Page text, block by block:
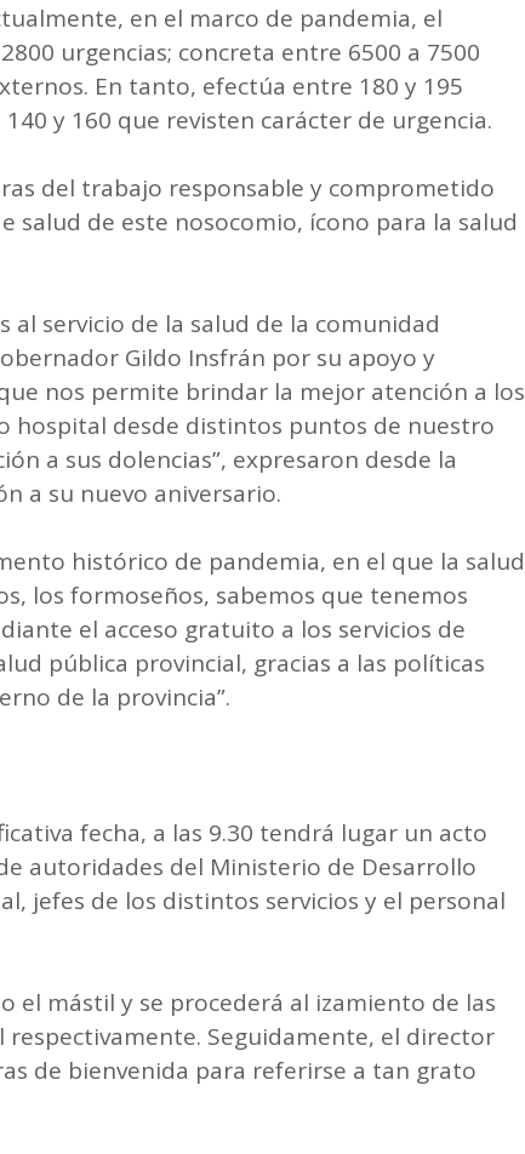
en el marco de pandemia, el
urgencias; concreta entre 6500 a 7500
En tanto, efectúa entre 180 y 195
y 160 que revisten carácter de urgencia.
del trabajo responsable y comprometido
salud de este nosocomio, ícono para la salud
al servicio de la salud de la comunidad
Gildo Insfrán por su apoyo y
nos permite brindar la mejor atención a los
hospital desde distintos puntos de nuestro
a sus dolencias”, expresaron desde la
a su nuevo aniversario.
histórico de pandemia, en el que la salud
los formoseños, sabemos que tenemos
el acceso gratuito a los servicios de
pública provincial, gracias a las políticas
de la provincia”.
fecha, a las 9.30 tendrá lugar un acto
autoridades del Ministerio de Desarrollo
jefes de los distintos servicios y el personal
el mástil y se procederá al izamiento de las
respectivamente. Seguidamente, el director
de bienvenida para referirse a tan grato